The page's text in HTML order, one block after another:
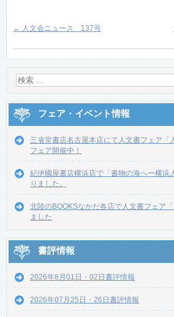
← 人文会ニュース 137号
フェア・イベント情報
三省堂書店名古屋本店にて人文書フェア「
フェア開催中！
紀伊國屋書店横浜店で「書物の海へー横浜
りました。
北陸のBOOKSなかだ各店で人文書フェア
ました
書評情報
2026年8月01日・02日書評情報
2026年07月25日・26日書評情報